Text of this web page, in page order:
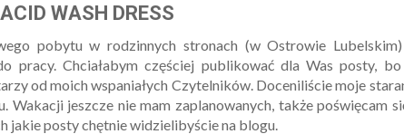
ACID WASH DRESS
pobytu w rodzinnych stronach (w Ostrowie
pracy. Chciałabym częściej publikować dla Was posty,
od moich wspaniałych Czytelników. Doceniliście moje
Wakacji jeszcze nie mam zaplanowanych, także poświęcam
jakie posty chętnie widzielibyście na blogu.